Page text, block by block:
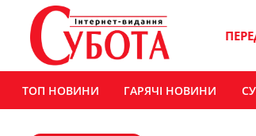
ТОП НОВИНИ ГАРЯЧІ НОВИНИ